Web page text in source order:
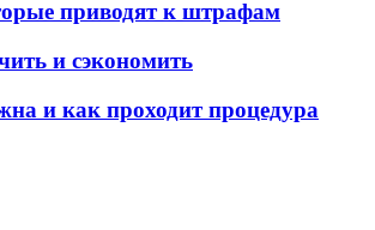
приводят к штрафам
и сэкономить
и как проходит процедура